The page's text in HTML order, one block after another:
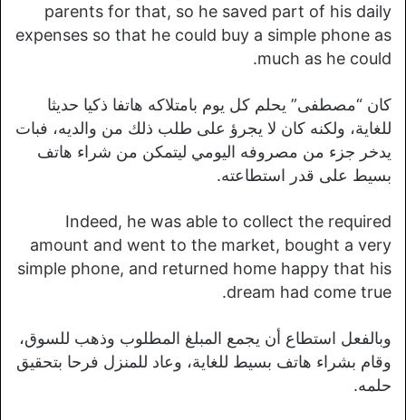
parents for that, so he saved part of his daily
expenses so that he could buy a simple phone as
much as he could.
كان “مصطفى” يحلم كل يوم بامتلاكه هاتفا ذكيا حديثا
للغاية، ولكنه كان لا يجرؤ على طلب ذلك من والديه، فبات
يدخر جزء من مصروفه اليومي ليتمكن من شراء هاتف
بسيط على قدر استطاعته.
Indeed, he was able to collect the required
amount and went to the market, bought a very
simple phone, and returned home happy that his
dream had come true.
وبالفعل استطاع أن يجمع المبلغ المطلوب وذهب للسوق،
وقام بشراء هاتف بسيط للغاية، وعاد للمنزل فرحا بتحقيق
حلمه.